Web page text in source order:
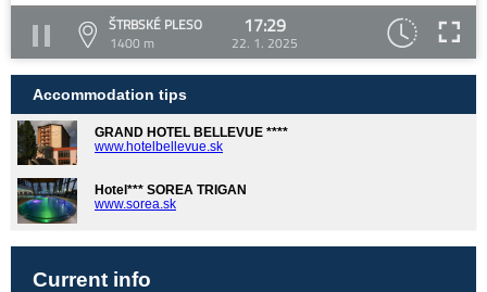
ŠTRBSKÉ PLESO
1400 m
17:29
22. 1. 2025
Accommodation tips
GRAND HOTEL BELLEVUE ****
www.hotelbellevue.sk
Hotel*** SOREA TRIGAN
www.sorea.sk
Current info